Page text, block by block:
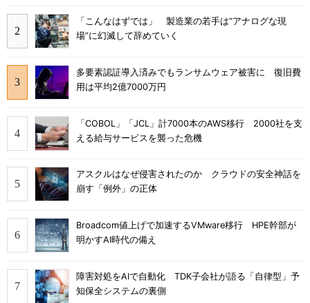
「こんなはずでは」 製造業の若手は“アナログな現
場”に幻滅して辞めていく
多要素認証導入済みでもランサムウェア被害に 復旧費
用は平均2億7000万円
「COBOL」「JCL」計7000本のAWS移行 2000社を支
える給与サービスを襲った危機
アスクルはなぜ侵害されたのか クラウドの安全神話を
崩す「例外」の正体
Broadcom値上げで加速するVMware移行 HPE幹部が
明かすAI時代の備え
障害対処をAIで自動化 TDK子会社が語る「自律型」予
知保全システムの裏側